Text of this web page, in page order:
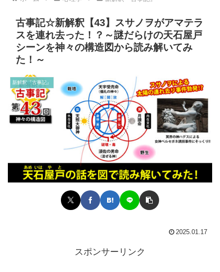
古事記☆新解釈【43】スサノヲがアマテラ
スを連れ去った！？～謎だらけの天石屋戸
シーンを神々の構造図から読み解いてみ
た！～
新解釈『古事記』
2025.01.17
スポンサーリンク